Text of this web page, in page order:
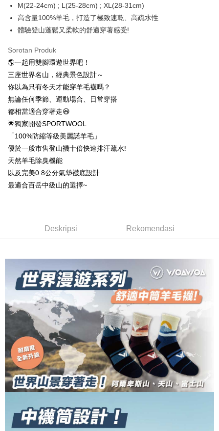
Hua Nan Commercial
Bank
Chang Hwa Commercial
Bank
The Shanghai
Bank
Bank Komersial Taipei
Bank Cathay United
Taiwan Business Bank
Bank
HSBC Bank (Taiwan)
Limited
Hwatai Bank
Union Bank of Taiwan
Yuanta Commercial Bank
Bank Komersial E.SUN
DBS Bank
Bank Antarabangsa
Taishin
Syarikat Kad Kredit
ansuran
Taiwan Cooperative Bank
Bank Komersial Pertama
Hua Nan Commercial Bank
Chang Hwa Commercial Bank
Savings Bank
Bank Cathay United
Taiwan Business Bank
HSBC Bank (Taiwan) Limited
Yuanta Commercial Bank
Bank Komersial E.SUN
Bank Antarabangsa Taishin
Syarikat Kad Kredit Rakuten
Taiwan
12 ansuran pada kadar faedah 0,NT$74setiap ansuran
Hua Nan Commercial
Bank
The Shanghai
Commercial & Savings
Bank
Bank Cathay United
Mega International
Taiwan Business Bank
HSBC Bank (Taiwan)
Limited
Union Bank of Taiwan
Yuanta Commercial Bank
Rakuten Taiwan
24 ansuran pada kadar faedah 0, NT$37
ansuran
Taiwan Cooperative Bank
Hua Nan Commercial Bank
The Shanghai Commercial &
Savings Bank
Mega International Commercial
Bank
Taichung Commercial Bank
Hwatai Bank
Far Eastern International Bank
Yuanta Commercial Bank
Bank SinoPac
DBS Bank
Bank CTBC
Pengambilan di Kedai Serbaneka
LINE Pay
Apple Pay
Easy Wallet
OP Pay Later
Deskripsi
[Terma Penggunaan untuk OP Pay Later]
pengguna Taiwan Mobile tanpa memerlukan permohonan tambahan.
Later selepas pesanan dibuat. Anda perlu mengesahkan nombor telefon
mudah alih anda, memilih bilangan ansuran, dan menetapkan tarikh
Had kredit yang diluluskan, tempoh ansuran yang tersedia, dan yuran
yang dikenakan adalah tertakluk kepada maklumat yang dinyatakan
pada halaman pengesahan transaksi seterusnya.
Jika transaksi tidak disahkan dalam masa 30 minit selepas pesanan
dibuat, atau jika permohonan gagal dalam proses semakan, pesanan
akan dibatalkan secara automatik. Jika permohonan gagal pada
peringkat "semakan manual", ini bermakna kriteria pemarkahan sistem
tidak dipenuhi; butiran penilaian khusus tidak akan didedahkan.
[Arahan Pembayaran]
Pembayaran ansuran melalui OP Pay Later akan dibilkan secara
berasingan dan tidak termasuk dalam bil telekom anda. SMS peringatan
pembayaran akan dihantar selepas kitaran bil bulanan.
Selepas mengakses bil melalui pautan dalam SMS, anda boleh
menyelesaikan pembayaran anda melalui salah satu saluran berikut: kod
bar kedai serbaneka, kedai runcit Taiwan Mobile, pemindahan bank,
AFTEE
Deskripsi
3. Tiada bayaran diperlukan apabila pesanan disahkan. Produk akan
5. Tiada bayaran diperlukan apabila anda menerima produk. Sila buat
pembayaran di empat kedai serbaneka utama, ATM atau perbankan
dalam talian dengan SMS pembayaran atau pemberitahuan tolak aplikasi
Sila ambil perhatian bahawa tempoh pembayaran adalah 14 hari. Walau
bagaimanapun, bagi mereka yang telah memuat turun Aplikasi AFTEE
dan mendaftar sebagai ahli AFTEE boleh menikmati tempoh pembayaran
sehingga 45 hari.
Tempoh pembayaran dikira dari masa kedai meminta pembayaran anda,
ditambah dengan bilangan hari yang boleh dilanjutkan oleh AFTEE. Anda
boleh melanjutkan tempoh pembayaran anda sebelum anda menerima
pesanan. Walau bagaimanapun, tiada jaminan bahawa anda boleh
lama untuk dihantar). Oleh itu, anda dikehendaki membuat pembayaran
kepada AFTEE dalam tempoh sama ada anda menerima pesanan.
付款後全家取貨
NT$100/pesanan | Penghantaran percuma untuk pesanan
NT$1,000 atau lebih
7-11取貨付款
NT$100/pesanan | Penghantaran percuma untuk pesanan
NT$1,000 atau lebih
付款後7-11取貨
NT$100/pesanan | Penghantaran percuma untuk pesanan
NT$1,000 atau lebih
宅配
NT$100/pesanan | Penghantaran percuma untuk pesanan
M(22-24cm) ; L(25-28cm) ; XL(28-31cm)
高含量100%羊毛，打造了極致速乾、高疏水性
體驗登山蓬鬆又柔軟的舒適穿著感受!
Sorotan Produk
🌎一起用雙腳環遊世界吧！
三座世界名山，經典景色設計～
你以為只有冬天才能穿羊毛襪嗎？
無論任何季節、運動場合、日常穿搭
都相當適合穿著走😆
🌟獨家開發SPORTWOOL
「100%防縮等級美麗諾羊毛」
優於一般市售登山襪十倍快速排汗疏水!
天然羊毛除臭機能
以及完美0.8公分氣墊襪底設計
最適合百岳中級山的選擇~
Deskripsi Rekomendasi